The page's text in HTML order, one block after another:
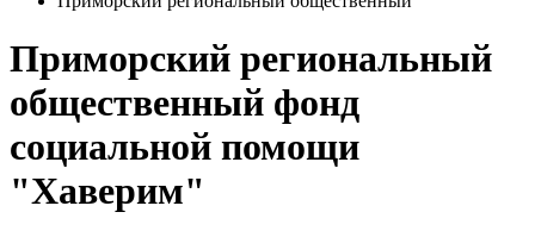
Приморский региональный
общественный фонд
социальной помощи
"Хаверим"